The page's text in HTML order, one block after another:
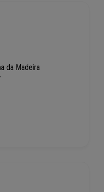
da Madeira